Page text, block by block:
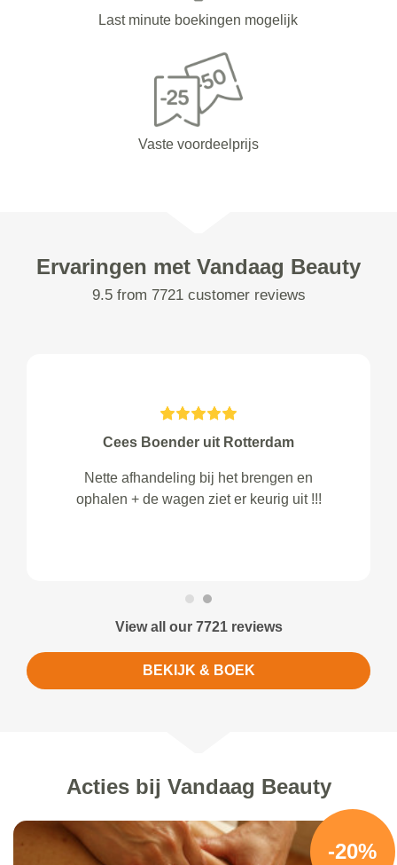
Last minute boekingen mogelijk
Vaste voordeelprijs
Ervaringen met Vandaag Beauty
9.5 from 7721 customer reviews
Cees Boender uit Rotterdam
Nette afhandeling bij het brengen en
ophalen + de wagen ziet er keurig uit !!!
View all our 7721 reviews
BEKIJK & BOEK
Acties bij Vandaag Beauty
-20%